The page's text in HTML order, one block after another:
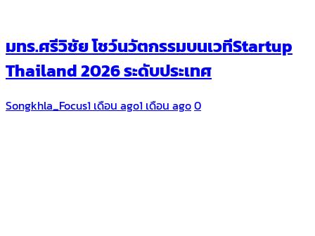
มทร.ศรีวิชัย โชว์นวัตกรรมบนเวทีStartup
Thailand 2026 ระดับประเทศ
Songkhla_Focus1 เดือน ago1 เดือน ago0